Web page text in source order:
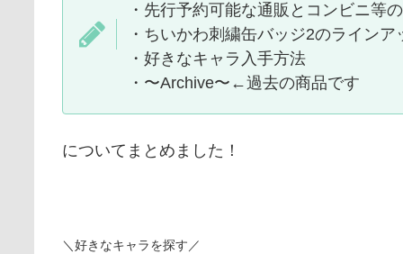
・先行予約可能な通販とコンビニ等
・ちいかわ刺繍缶バッジ2のラインア
・好きなキャラ入手方法
・〜Archive〜←過去の商品です
についてまとめました！
＼好きなキャラを探す／